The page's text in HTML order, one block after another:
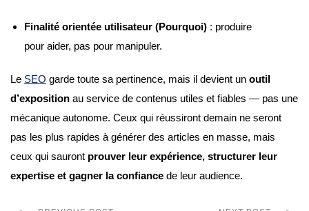
Finalité orientée utilisateur (Pourquoi) : produire
pour aider, pas pour manipuler.
Le SEO garde toute sa pertinence, mais il devient un outil
d’exposition au service de contenus utiles et fiables — pas une
mécanique autonome. Ceux qui réussiront demain ne seront
pas les plus rapides à générer des articles en masse, mais
ceux qui sauront prouver leur expérience, structurer leur
expertise et gagner la confiance de leur audience.